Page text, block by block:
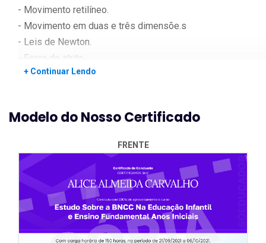
- Movimento retilíneo.
- Movimento em duas e três dimensõe.s
- Leis de Newton.
- Força de atrito.
- Atrito.
- Colisões.
+ Continuar Lendo
Modelo do Nosso Certificado
FRENTE